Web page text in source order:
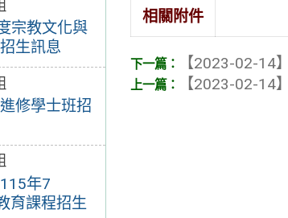
宗教文化與
生訊息
修學士班招
年7
育課程招生
相關附件
【2023-02-14】
【2023-02-14】